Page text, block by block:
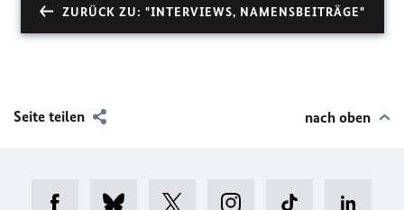
ZURÜCK ZU: "INTERVIEWS, NAMENSBEITRÄGE"
Seite teilen nach oben